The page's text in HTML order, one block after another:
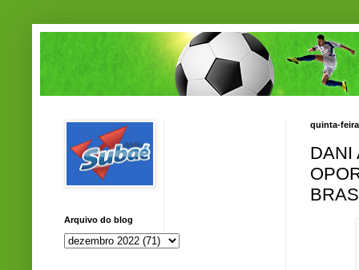
quinta-
DANI
Arquivo do blog